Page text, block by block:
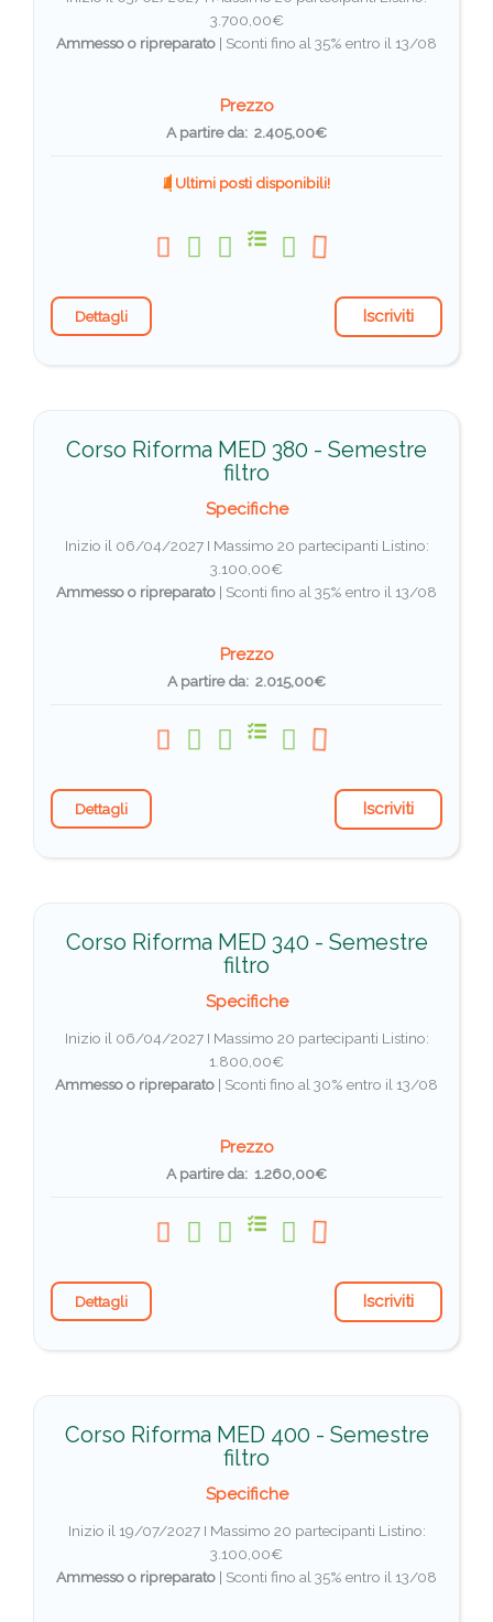
3.700,00€
Ammesso o ripreparato | Sconti fino al 35% entro il 13/08
Prezzo
A partire da: 2.405,00€
Ultimi posti disponibili!
Dettagli Iscriviti
Corso Riforma MED 380 - Semestre
filtro
Specifiche
Inizio il 06/04/2027 I Massimo 20 partecipanti Listino:
3.100,00€
Ammesso o ripreparato | Sconti fino al 35% entro il 13/08
Prezzo
A partire da: 2.015,00€
Dettagli Iscriviti
Corso Riforma MED 340 - Semestre
filtro
Specifiche
Inizio il 06/04/2027 I Massimo 20 partecipanti Listino:
1.800,00€
Ammesso o ripreparato | Sconti fino al 30% entro il 13/08
Prezzo
A partire da: 1.260,00€
Dettagli Iscriviti
Corso Riforma MED 400 - Semestre
filtro
Specifiche
Inizio il 19/07/2027 I Massimo 20 partecipanti Listino:
3.100,00€
Ammesso o ripreparato | Sconti fino al 35% entro il 13/08